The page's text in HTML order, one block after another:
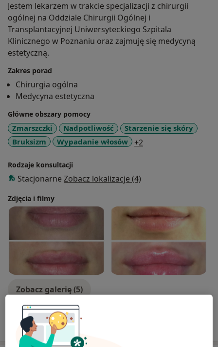
Jestem lekarzem w trakcie specjalizacji z chirurgii
ogólnej na Oddziale Chirurgii Ogólnej i
Transplantacyjnej Uniwersyteckiego Szpitala
Klinicznego w Poznaniu oraz zajmuję się medycyną
estetyczną.
Zakres porad
Chirurgia ogólna
Medycyna estetyczna
Główne obszary pomocy
Zmarszczki Nadpotliwość
Starzenie się skóry
Bruksizm
Wypadanie włosów +2
Rodzaje konsultacji
Stacjonarne Zobacz lokalizacje (4)
Zdjęcia i filmy
Zobacz galerię (5)